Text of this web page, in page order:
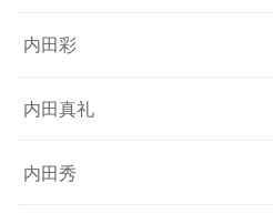
内田彩
内田真礼
内田秀